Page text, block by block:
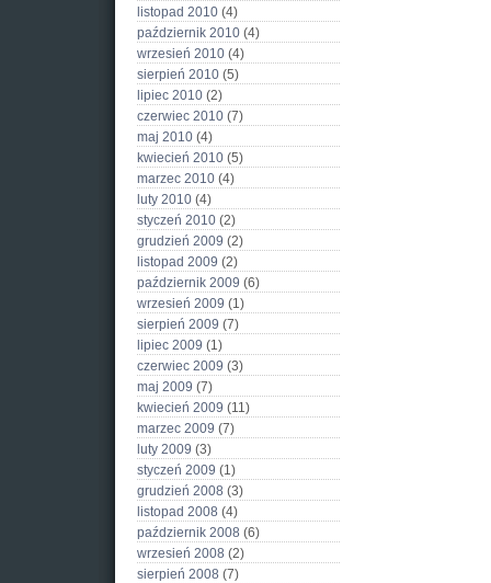
listopad 2010 (4)
październik 2010 (4)
wrzesień 2010 (4)
sierpień 2010 (5)
lipiec 2010 (2)
czerwiec 2010 (7)
maj 2010 (4)
kwiecień 2010 (5)
marzec 2010 (4)
luty 2010 (4)
styczeń 2010 (2)
grudzień 2009 (2)
listopad 2009 (2)
październik 2009 (6)
wrzesień 2009 (1)
sierpień 2009 (7)
lipiec 2009 (1)
czerwiec 2009 (3)
maj 2009 (7)
kwiecień 2009 (11)
marzec 2009 (7)
luty 2009 (3)
styczeń 2009 (1)
grudzień 2008 (3)
listopad 2008 (4)
październik 2008 (6)
wrzesień 2008 (2)
sierpień 2008 (7)